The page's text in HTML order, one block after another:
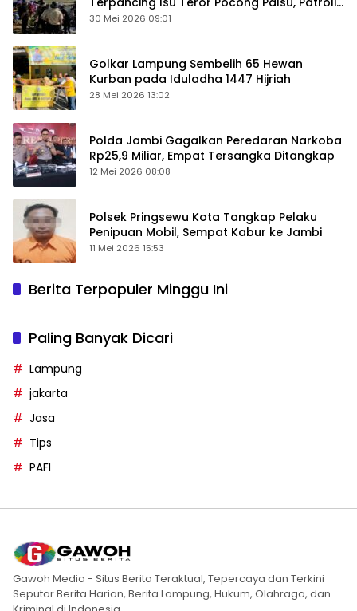
Keamanan Ditingkatkan
30 Mei 2026 09:01
Golkar Lampung Sembelih 65 Hewan
Kurban pada Iduladha 1447 Hijriah
28 Mei 2026 13:02
Polda Jambi Gagalkan Peredaran Narkoba
Rp25,9 Miliar, Empat Tersangka Ditangkap
12 Mei 2026 08:08
Polsek Pringsewu Kota Tangkap Pelaku
Penipuan Mobil, Sempat Kabur ke Jambi
11 Mei 2026 15:53
Berita Terpopuler Minggu Ini
Paling Banyak Dicari
Lampung
jakarta
Jasa
Tips
PAFI
Gawoh Media - Situs Berita Teraktual, Tepercaya dan Terkini
Seputar Berita Harian, Berita Lampung, Hukum, Olahraga, dan